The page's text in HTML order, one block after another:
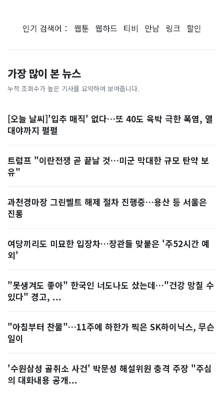
인기 검색어： 웹툰 웹하드 티비 만남 링크 할인
가장 많이 본 뉴스
누적 조회수가 높은 기사를 요약하여 보여줍니다.
[오늘 날씨]'입추 매직' 없다…또 40도 육박 극한 폭염, 열
대야까지 펄펄
트럼프 "이란전쟁 곧 끝날 것…미군 막대한 규모 탄약 보
유"
과천경마장 그린벨트 해제 절차 진행중…용산 등 서울은
진통
여당끼리도 미묘한 입장차…장관들 맞붙은 '주52시간 예
외'
"못생겨도 좋아" 한국인 너도나도 샀는데…"건강 망칠 수
있다" 경고, ...
"아침부터 찬물"…11주에 하한가 찍은 SK하이닉스, 무슨
일이
'수원삼성 골취소 사건' 박문성 해설위원 충격 주장 "주심
의 대화내용 공개...